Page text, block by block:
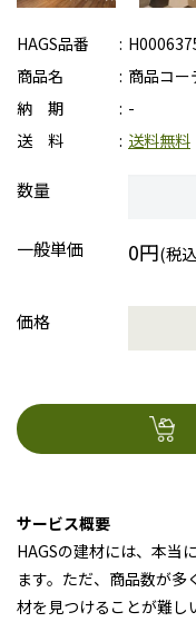
HAGS品番
商品名
商品コー
納 期
-
送 料
送料無料
数量
一般単価 0円(税
価格
サービス概要
HAGSの建材には、本当
ます。ただ、商品数が多
材を見つけることが難し